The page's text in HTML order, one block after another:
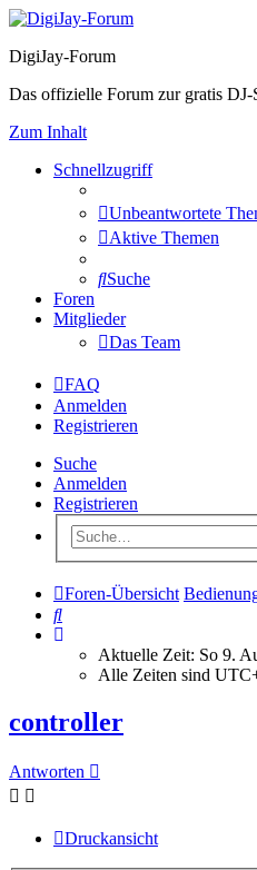
DigiJay-Forum
Das offizielle Forum zur gratis DJ-
Zum Inhalt
Schnellzugriff
Unbeantwortete
Aktive Themen
Suche
Foren
Mitglieder
Das Team
FAQ
Anmelden
Registrieren
Suche
Anmelden
Registrieren
Foren-Übersicht
Suche
Aktuelle Zeit: So 9.
Alle Zeiten sind
controller
Antworten
Druckansicht